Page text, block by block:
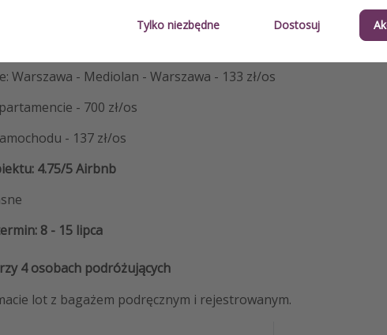
Warszawa - Mediolan - Warszawa - 133 zł/os
- 700 zł/os
- 137 zł/os
4.75/5 Airbnb
8 - 15 lipca
4 osobach podróżujących
lot z bagażem podręcznym i rejestrowanym.
Tylko niezbędne Dostosuj